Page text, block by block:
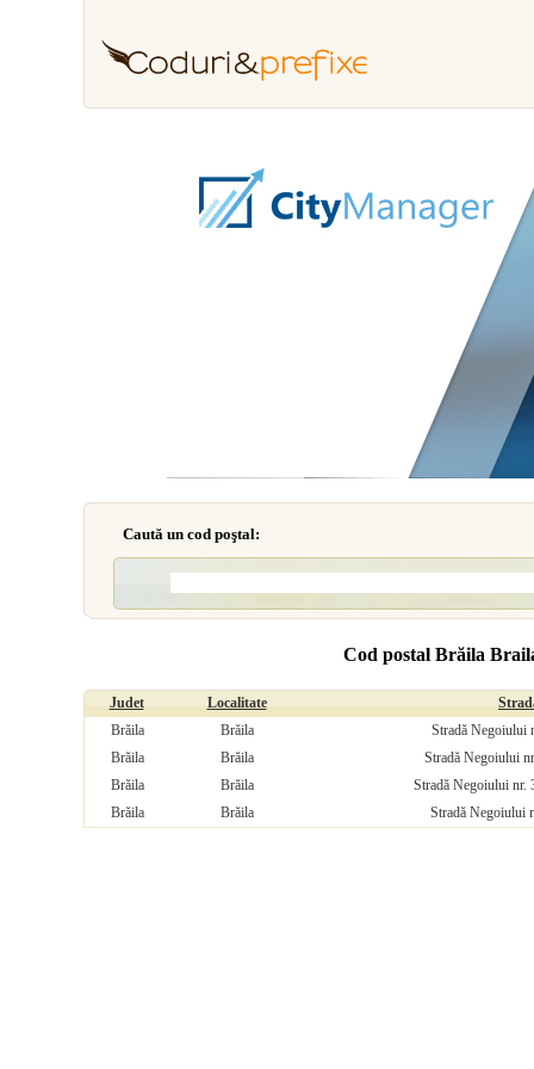
Caută un cod poştal:
Cod postal Brăila
Judet Localitate
Brăila
Brăila
Stradă Negoiului
Brăila
Brăila
Stradă Negoiului
Brăila
Brăila
Stradă Negoiului nr.
Brăila
Brăila Stradă Negoiului